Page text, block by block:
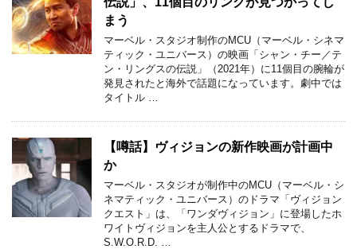
まう
マーベル・スタジオ制作のMCU（マーベル・シネマ
ティック・ユニバース）の映画「シャン・チー／テ
ン・リングスの伝説」（2021年）に11個目の腕輪が
発見されたと海外で話題になっています。劇中では
タイトル …
【噂話】ヴィジョンの新作映画が計画中
か
マーベル・スタジオが制作中のMCU（マーベル・シ
ネマティック・ユニバース）のドラマ「ヴィジョン
クエスト」は、「ワンダヴィジョン」に登場したホ
ワイトヴィジョンを主人公とするドラマで、
S.W.O.R.D. …